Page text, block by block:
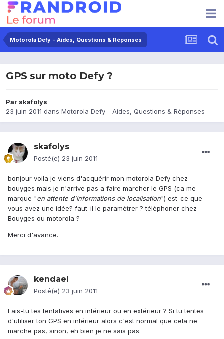
Motorola Defy - Aides, Questions & Réponses
GPS sur moto Defy ?
Par skafolys
23 juin 2011 dans Motorola Defy - Aides, Questions & Réponses
skafolys
Posté(e) 23 juin 2011
bonjour voila je viens d'acquérir mon motorola Defy chez
bouyges mais je n'arrive pas a faire marcher le GPS (ca me
marque "en attente d'informations de localisation") est-ce que
vous avez une idée? faut-il le paramétrer ? téléphoner chez
Bouyges ou motorola ?
Merci d'avance.
kendael
Posté(e) 23 juin 2011
Fais-tu tes tentatives en intérieur ou en extérieur ? Si tu tentes
d'utiliser ton GPS en intérieur alors c'est normal que cela ne
marche pas, sinon, eh bien je ne sais pas.